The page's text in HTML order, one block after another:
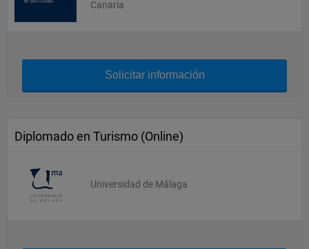
Canaria
Solicitar información
Diplomado en Turismo (Online)
Universidad de Málaga